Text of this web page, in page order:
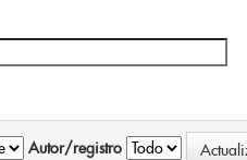
Autor/registro